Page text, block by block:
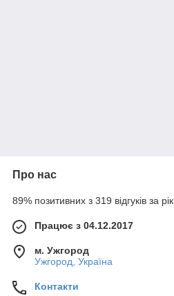
Про нас
89% позитивних з 319 відгуків за рік
Працює з 04.12.2017
м. Ужгород
Ужгород, Україна
Контакти